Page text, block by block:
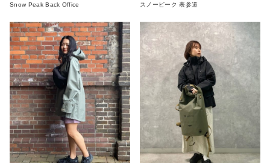
Snow Peak Back Office
スノーピーク 表参道